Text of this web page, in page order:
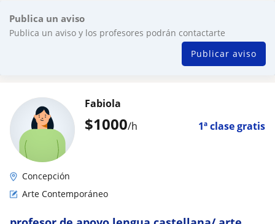
Publica un aviso
Publica un aviso y los profesores podrán contactarte
Publicar aviso
$1000/h 1ª clase gratis
Fabiola
Concepción
Arte Contemporáneo